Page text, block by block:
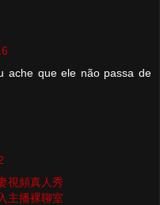
ache que ele não passa de
視頻真人秀
主播裸聊室